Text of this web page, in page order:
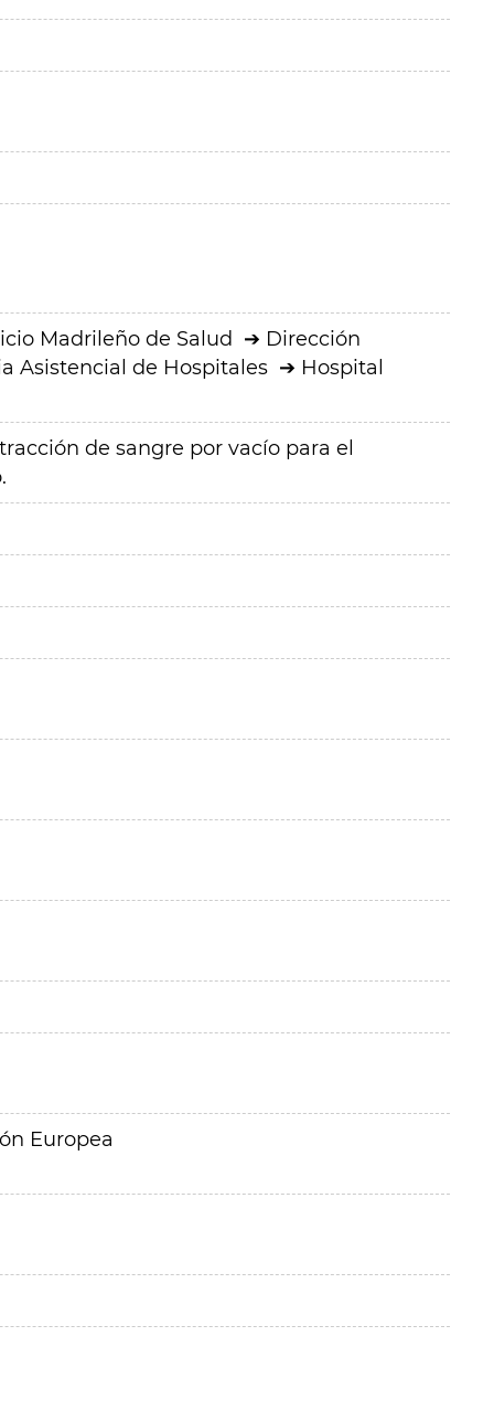
Madrileño de Salud
Dirección
Asistencial de Hospitales
Hospital
de sangre por vacío para el
Europea